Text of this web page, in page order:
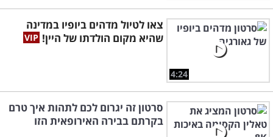
4:24
צאו לטיול מדהים ביופיו במדינה
שהיא מקום הולדתו של היין!
סרטון זה יגרום לכם לתהות איך טרם
בקרתם בבירה האירופאית הזו